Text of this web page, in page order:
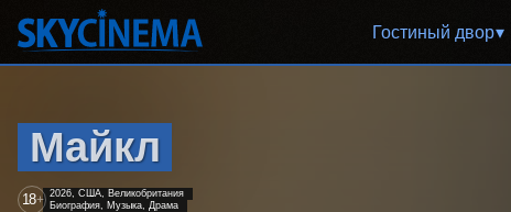
Гостиный двор
Майкл
18+ 2026, США, Великобритания
Биография, Музыка, Драма